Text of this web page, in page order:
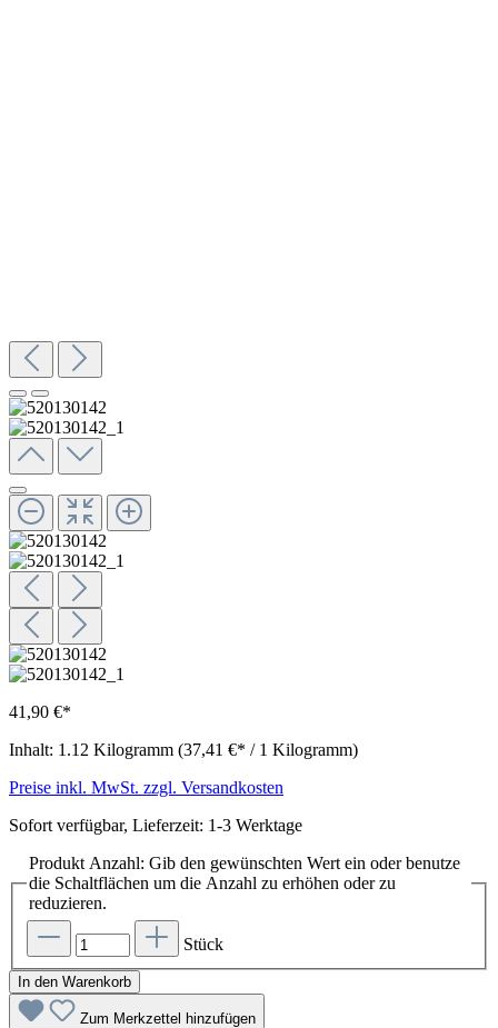
41,90 €*
Inhalt: 1.12 Kilogramm (37,41 €* / 1 Kilogramm)
Preise inkl. MwSt. zzgl. Versandkosten
Sofort verfügbar, Lieferzeit: 1-3 Werktage
Produkt Anzahl: Gib den gewünschten Wert ein oder benutze
die Schaltflächen um die Anzahl zu erhöhen oder zu
reduzieren.
Stück
In den Warenkorb
Zum Merkzettel hinzufügen